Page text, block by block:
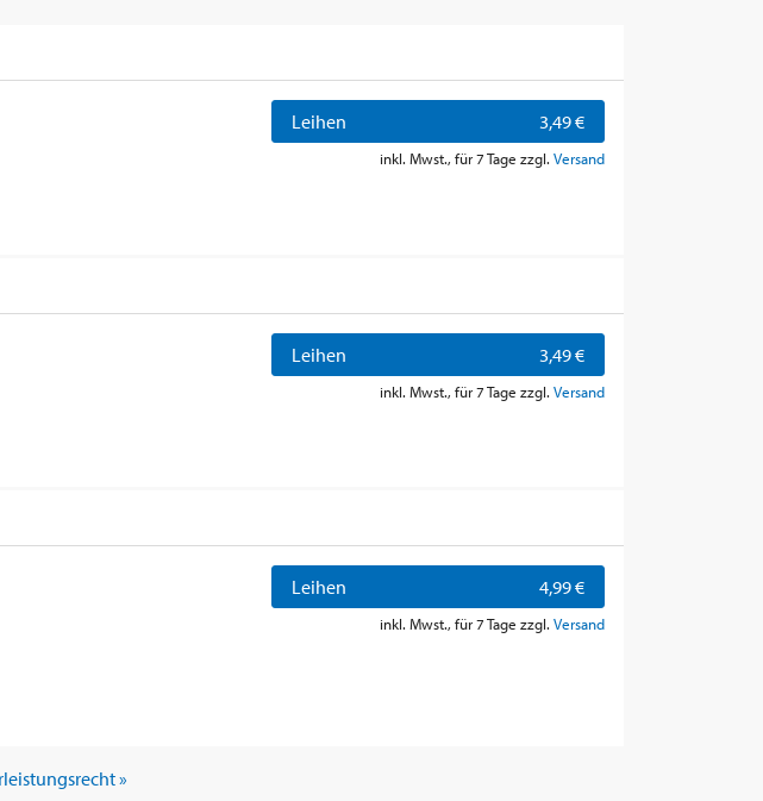
Leihen 3,49 €
inkl. Mwst., für 7 Tage zzgl. Versand
Leihen 3,49 €
inkl. Mwst., für 7 Tage zzgl. Versand
Leihen 4,99 €
inkl. Mwst., für 7 Tage zzgl. Versand
»